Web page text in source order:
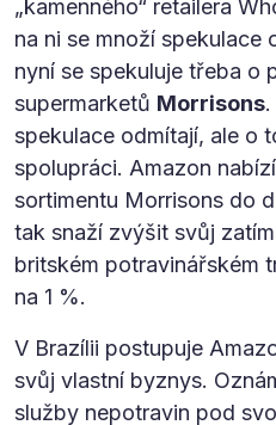
„kamenného“ retailera
na ni se množí spekulace
nyní se spekuluje třeba o
supermarketů Morrisons
spekulace odmítají, ale o
spolupráci. Amazon
sortimentu Morrisons do
tak snaží zvýšit svůj
britském potravinářském
na 1 %.
V Brazílii postupuje
svůj vlastní byznys.
služby nepotravin pod